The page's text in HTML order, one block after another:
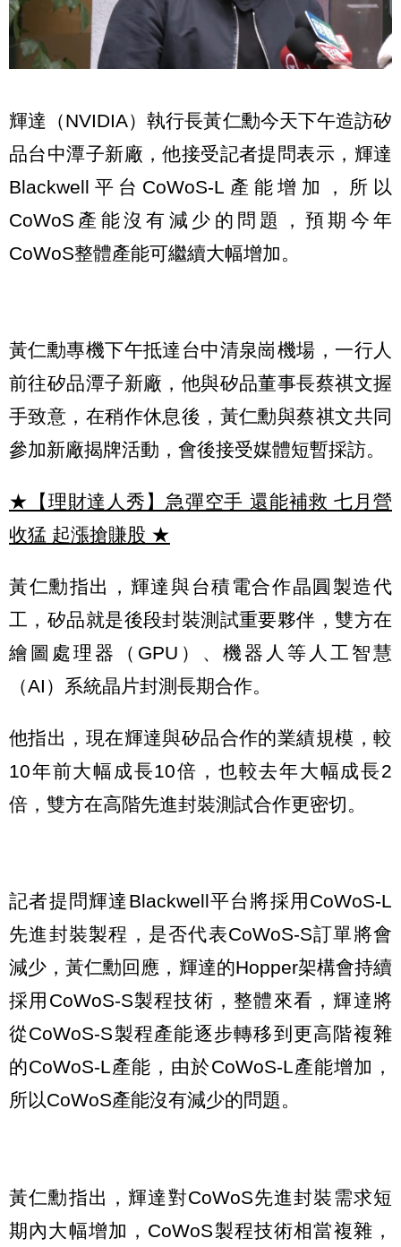
輝達（NVIDIA）執行長黃仁勳今天下午造訪矽
品台中潭子新廠，他接受記者提問表示，輝達
Blackwell平台CoWoS-L產能增加，所以
CoWoS產能沒有減少的問題，預期今年
CoWoS整體產能可繼續大幅增加。
黃仁勳專機下午抵達台中清泉崗機場，一行人
前往矽品潭子新廠，他與矽品董事長蔡祺文握
手致意，在稍作休息後，黃仁勳與蔡祺文共同
參加新廠揭牌活動，會後接受媒體短暫採訪。
★【理財達人秀】急彈空手 還能補救 七月營
收猛 起漲搶賺股 ★
黃仁勳指出，輝達與台積電合作晶圓製造代
工，矽品就是後段封裝測試重要夥伴，雙方在
繪圖處理器（GPU）、機器人等人工智慧
（AI）系統晶片封測長期合作。
他指出，現在輝達與矽品合作的業績規模，較
10年前大幅成長10倍，也較去年大幅成長2
倍，雙方在高階先進封裝測試合作更密切。
記者提問輝達Blackwell平台將採用CoWoS-L
先進封裝製程，是否代表CoWoS-S訂單將會
減少，黃仁勳回應，輝達的Hopper架構會持續
採用CoWoS-S製程技術，整體來看，輝達將
從CoWoS-S製程產能逐步轉移到更高階複雜
的CoWoS-L產能，由於CoWoS-L產能增加，
所以CoWoS產能沒有減少的問題。
黃仁勳指出，輝達對CoWoS先進封裝需求短
期內大幅增加，CoWoS製程技術相當複雜，